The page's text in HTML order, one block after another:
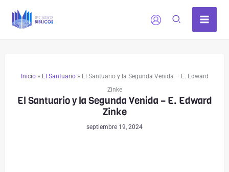
Inicio» El Santuario» El Santuario y la Segunda Venida – E. Edward
Zinke
El Santuario y la Segunda Venida – E. Edward
Zinke
septiembre 19, 2024